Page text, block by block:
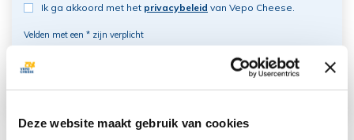
Deze website maakt gebruik van cookies
Ik ga akkoord met het privacybeleid van Vepo Cheese.
Velden met een * zijn verplicht